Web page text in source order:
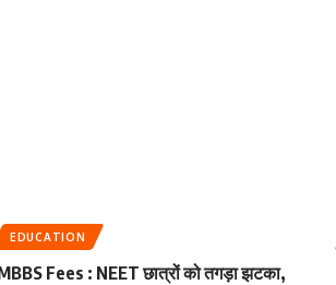
EDUCATION
Fees : NEET छात्रों को तगड़ा झटका,